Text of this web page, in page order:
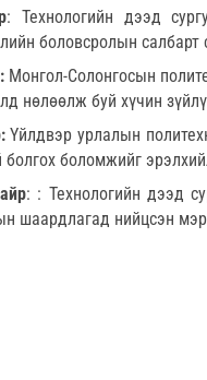
: Технологийн дээд
боловсролын салбарт
Монгол-Солонгосын
нөлөөлж буй хүчин
Үйлдвэр урлалын
болгох боломжийг
: : Технологийн дээд
шаардлагад нийцсэн